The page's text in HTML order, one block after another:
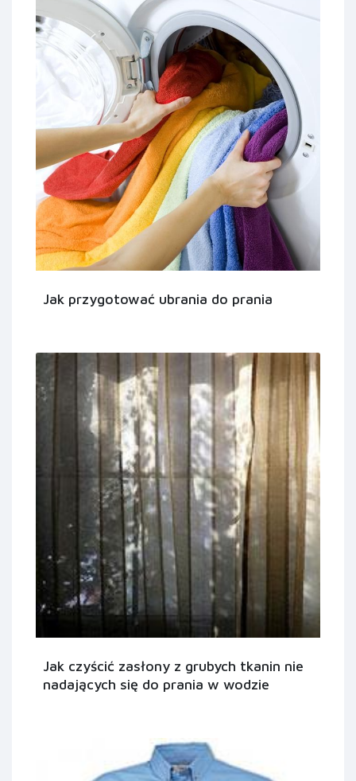
Jak przygotować ubrania do prania
Jak czyścić zasłony z grubych tkanin nie
nadających się do prania w wodzie